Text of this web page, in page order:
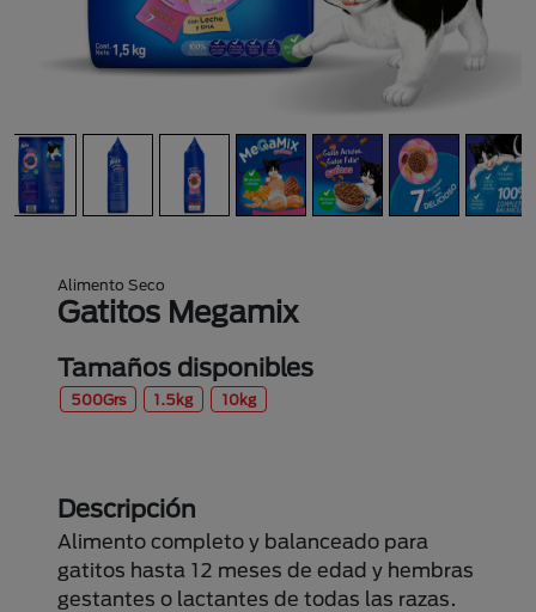
Alimento Seco
Gatitos Megamix
Tamaños disponibles
500Grs 1.5kg 10kg
Descripción
Alimento completo y balanceado para
gatitos hasta 12 meses de edad y hembras
gestantes o lactantes de todas las razas.